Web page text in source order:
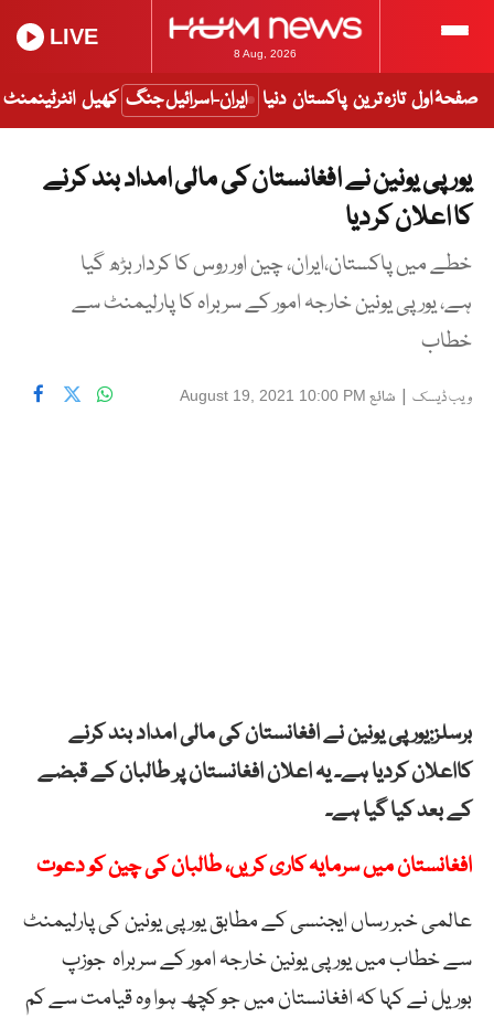
8 Aug, 2026
LIVE
صفحۂ اول تازہ ترین پاکستان دنیا ایران-اسرائیل جنگ کھیل انٹرٹینمنٹ
یورپی یونین نے افغانستان کی مالی امداد بند کرنے
کا اعلان کر دیا
خطے میں پاکستان،ایران، چین اور روس کا کردار بڑھ گیا
ہے، یورپی یونین خارجہ امور کے سربراہ کا پارلیمنٹ سے
خطاب
ویب ڈیسک | شائع August 19, 2021 10:00 PM
برسلز:یورپی یونین نے افغانستان کی مالی امداد بند کرنے
کااعلان کردیا ہے۔ یہ اعلان افغانستان پر طالبان کے قبضے
کے بعد کیا گیا ہے۔
افغانستان میں سرمایہ کاری کریں، طالبان کی چین کو دعوت
عالمی خبر رساں ایجنسی کے مطابق یورپی یونین کی پارلیمنٹ
سے خطاب میں یورپی یونین خارجہ امور کے سربراہ جوزپ
بوریل نے کہا کہ افغانستان میں جو کچھ ہوا وہ قیامت سے کم